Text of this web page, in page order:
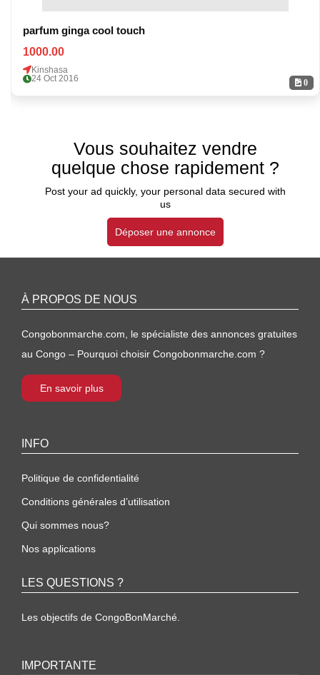
0
parfum ginga cool touch
1000.00
Kinshasa
24 Oct 2016
Vous souhaitez vendre
quelque chose rapidement ?
Post your ad quickly, your personal data secured with
us
Déposer une annonce
À PROPOS DE NOUS
Congobonmarche.com, le spécialiste des annonces gratuites
au Congo – Pourquoi choisir Congobonmarche.com ?
En savoir plus
INFO
Politique de confidentialité
Conditions générales d’utilisation
Qui sommes nous?
Nos applications
LES QUESTIONS ?
Les objectifs de CongoBonMarché.
IMPORTANTE